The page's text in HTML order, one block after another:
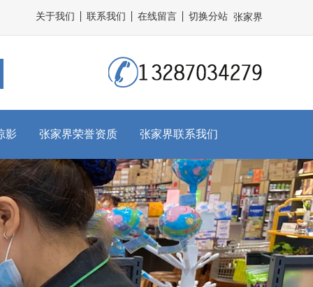
关于我们 联系我们 在线留言 张家界
切换分站
影 张家界荣誉资质 张家界联系我们